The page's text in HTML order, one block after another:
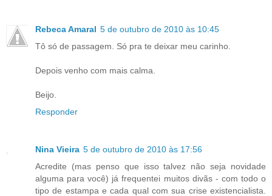
Rebeca Amaral 5 de outubro de 2010 às 10:45
Tô só de passagem. Só pra te deixar meu carinho.
Depois venho com mais calma.
Beijo.
Responder
Nina Vieira 5 de outubro de 2010 às 17:56
Acredite (mas penso que isso talvez não seja novidade
alguma para você) já frequentei muitos divãs - com todo o
tipo de estampa e cada qual com sua crise existencialista.